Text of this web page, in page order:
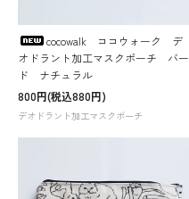
cocowalk ココウォーク デ
オドラント加工マスクポーチ バー
ド ナチュラル
800円(税込880円)
デオドラント加工マスクポーチ